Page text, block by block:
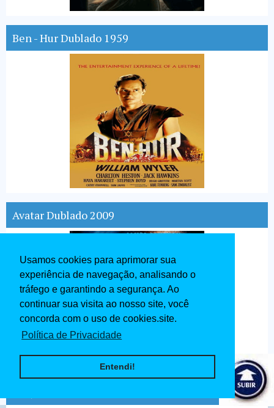
Usamos cookies para aprimorar sua
experiência de navegação, analisando o
tráfego e garantindo a segurança. Ao
continuar sua visita ao nosso site, você
concorda com o uso de cookies.site.
Política de Privacidade
Entendi!
Ben - Hur Dublado 1959
Avatar Dublado 2009